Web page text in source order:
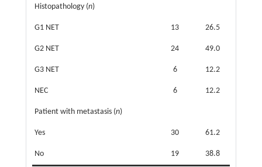
Histopathology (n)
G1 NET 13 26.5
G2 NET 24 49.0
G3 NET 6 12.2
NEC 6 12.2
Patient with metastasis (n)
Yes 30 61.2
No 19 38.8